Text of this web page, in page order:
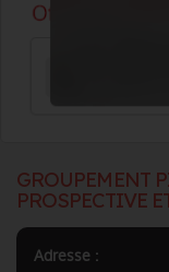
GROUPEMENT
PROSPECTIVE
Adresse :